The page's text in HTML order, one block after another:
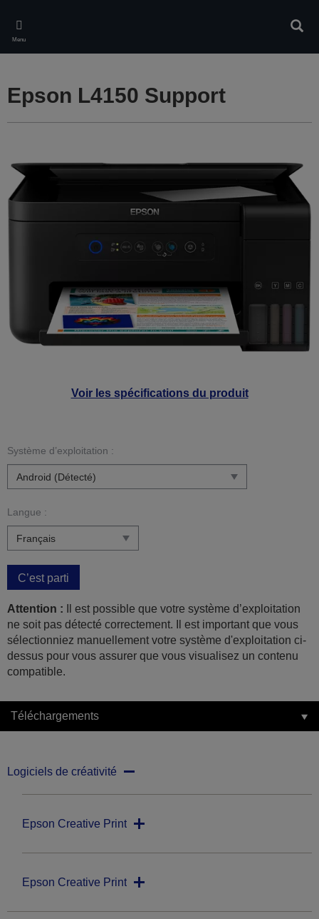
main
content
Menu
Voir les spécifications du produit
Epson L4150 Support
Système d’exploitation :
Langue :
C’est parti
Attention : Il est possible que votre système d’exploitation
ne soit pas détecté correctement. Il est important que vous
sélectionniez manuellement votre système d'exploitation ci-
dessus pour vous assurer que vous visualisez un contenu
compatible.
Téléchargements
Logiciels de créativité
Epson Creative Print
Epson Creative Print